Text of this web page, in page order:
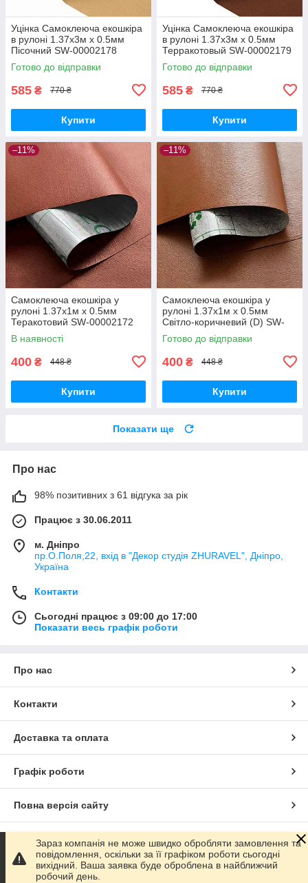
Уцінка Самоклеюча екошкіра
в рулоні 1.37х3м х 0.5мм
Пісочний SW-00002178
Готово до відправки
585 ₴ 770 ₴
Купити
Уцінка Самоклеюча екошкіра
в рулоні 1.37х3м х 0.5мм
Терракотовый SW-00002179
Готово до відправки
585 ₴ 770 ₴
Купити
–11%
Самоклеюча екошкіра у
рулоні 1.37х1м х 0.5мм
Теракотовий SW-00002172
В наявності
400 ₴ 448 ₴
Купити
–11%
Самоклеюча екошкіра у
рулоні 1.37х1м х 0.5мм
Світло-коричневий (D) SW-
00001332
Готово до відправки
400 ₴ 448 ₴
Купити
Показати ще
Про нас
98% позитивних з 61 відгука за рік
Працює з 30.06.2011
м. Дніпро
пр.О.Поля,22, вхід в "Декор студія ZHURAVEL", Дніпро,
Україна
Контакти
Сьогодні працює з 09:00 до 17:00
Показати весь графік роботи
Про нас
Контакти
Доставка та оплата
Графік роботи
Повна версія сайту
Сайт створено на маркетплейсі Prom.ua
Політика конфіденційності
Зараз компанія не може швидко обробляти замовлення та
повідомлення, оскільки за її графіком роботи сьогодні
вихідний. Ваша заявка буде оброблена в найближчий
робочий день.